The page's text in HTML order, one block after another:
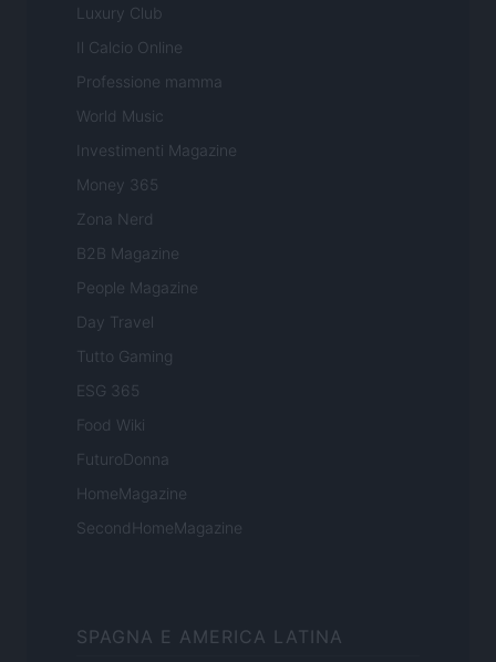
Luxury Club
Il Calcio Online
Professione mamma
World Music
Investimenti Magazine
Money 365
Zona Nerd
B2B Magazine
People Magazine
Day Travel
Tutto Gaming
ESG 365
Food Wiki
FuturoDonna
HomeMagazine
SecondHomeMagazine
SPAGNA E AMERICA LATINA